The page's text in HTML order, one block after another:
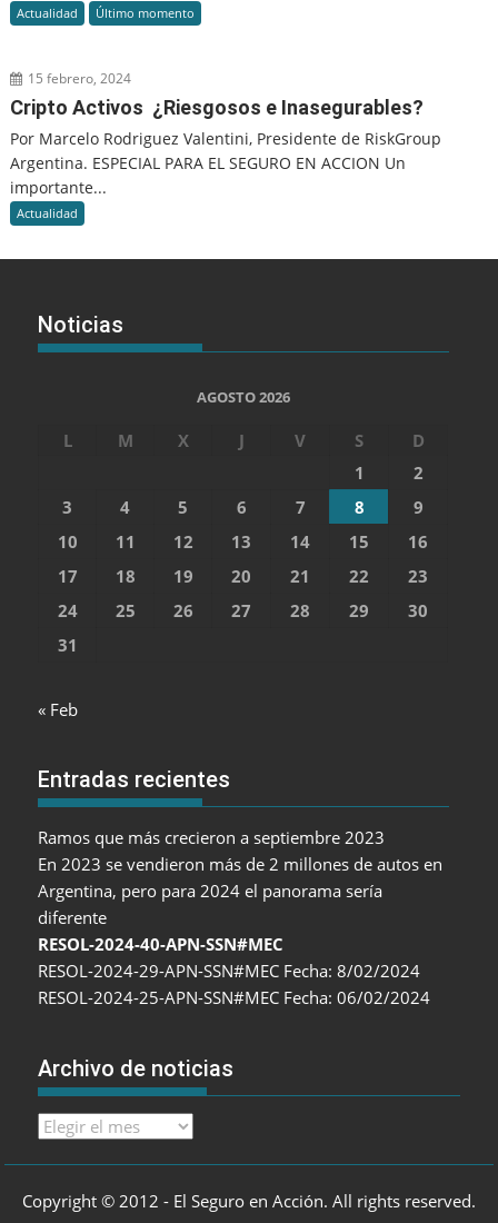
Actualidad Último momento
15 febrero, 2024
Cripto Activos ¿Riesgosos e Inasegurables?
Por Marcelo Rodriguez Valentini, Presidente de RiskGroup
Argentina. ESPECIAL PARA EL SEGURO EN ACCION Un
importante...
Actualidad
Noticias
AGOSTO 2026
L M X J V S
D
1
2
3
4 5 6 7 8
9
10
11 12 13 14 15
16
17
18 19 20 21 22
23
24
25 26 27 28 29
30
31
« Feb
Entradas recientes
Ramos que más crecieron a septiembre 2023
En 2023 se vendieron más de 2 millones de autos en
Argentina, pero para 2024 el panorama sería
diferente
RESOL-2024-40-APN-SSN#MEC
RESOL-2024-29-APN-SSN#MEC Fecha: 8/02/2024
RESOL-2024-25-APN-SSN#MEC Fecha: 06/02/2024
Archivo de noticias
Archivo
Copyright © 2012 - El Seguro en Acción. All rights reserved.